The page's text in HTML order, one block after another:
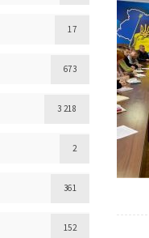
17
673
3 218
2
361
152